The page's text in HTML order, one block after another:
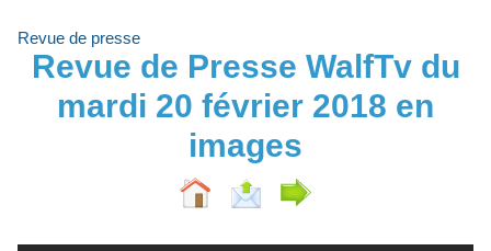
Revue de presse
Revue de Presse WalfTv du
mardi 20 février 2018 en
images